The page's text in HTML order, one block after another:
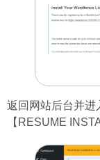
返回网站后台并进
【RESUME